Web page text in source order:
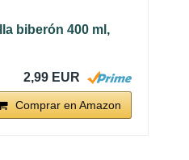
biberón 400 ml,
2,99 EUR
Comprar en Amazon